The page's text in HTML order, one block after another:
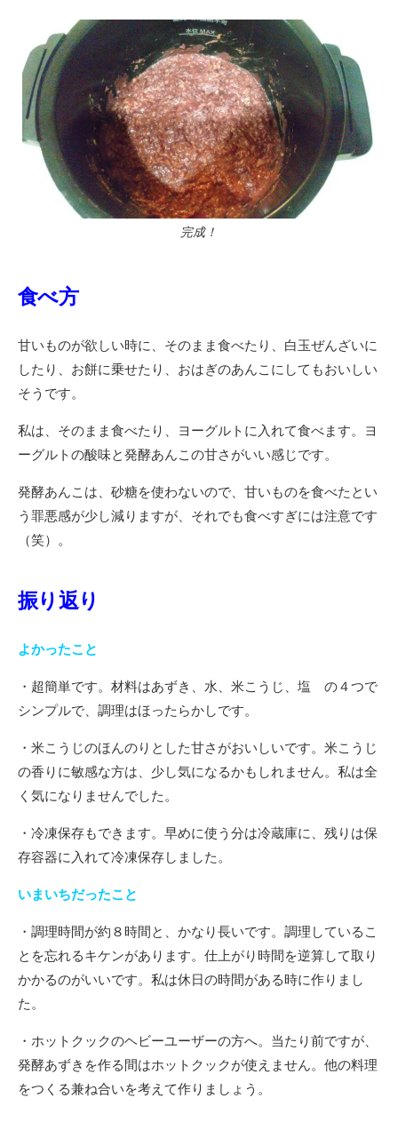
完成！
食べ方
甘いものが欲しい時に、そのまま食べたり、白玉ぜんざいに
したり、お餅に乗せたり、おはぎのあんこにしてもおいしい
そうです。
私は、そのまま食べたり、ヨーグルトに入れて食べます。ヨ
ーグルトの酸味と発酵あんこの甘さがいい感じです。
発酵あんこは、砂糖を使わないので、甘いものを食べたとい
う罪悪感が少し減りますが、それでも食べすぎには注意です
（笑）。
振り返り
よかったこと
・超簡単です。材料はあずき、水、米こうじ、塩 の４つで
シンプルで、調理はほったらかしです。
・米こうじのほんのりとした甘さがおいしいです。米こうじ
の香りに敏感な方は、少し気になるかもしれません。私は全
く気になりませんでした。
・冷凍保存もできます。早めに使う分は冷蔵庫に、残りは保
存容器に入れて冷凍保存しました。
いまいちだったこと
・調理時間が約８時間と、かなり長いです。調理しているこ
とを忘れるキケンがあります。仕上がり時間を逆算して取り
かかるのがいいです。私は休日の時間がある時に作りまし
た。
・ホットクックのヘビーユーザーの方へ。当たり前ですが、
発酵あずきを作る間はホットクックが使えません。他の料理
をつくる兼ね合いを考えて作りましょう。